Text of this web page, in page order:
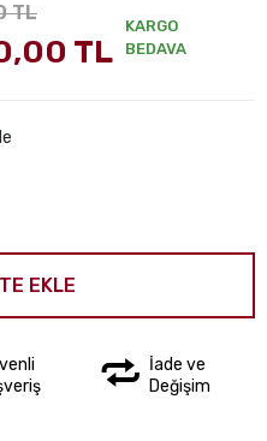
TL
TL
KARGO
BEDAVA
EKLE
İade ve
Değişim